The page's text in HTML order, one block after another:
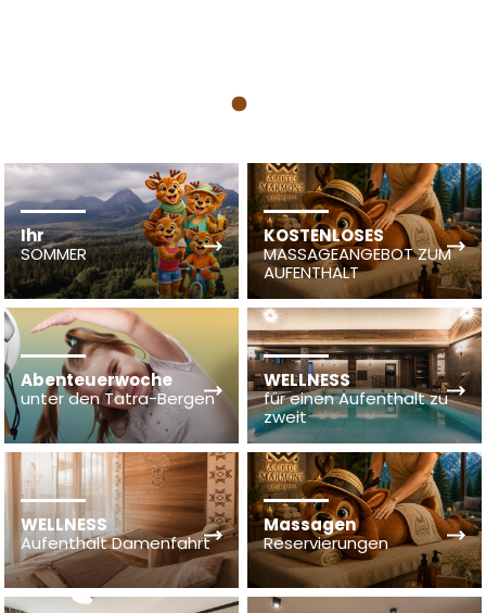
1
Ihr
SOMMER
KOSTENLOSES
MASSAGEANGEBOT ZUM
AUFENTHALT
Abenteuerwoche
unter den Tatra-Bergen
WELLNESS
für einen Aufenthalt zu
zweit
WELLNESS
Aufenthalt Damenfahrt
Massagen
Reservierungen